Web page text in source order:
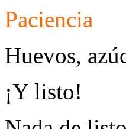
Paciencia
Huevos,
¡Y listo!